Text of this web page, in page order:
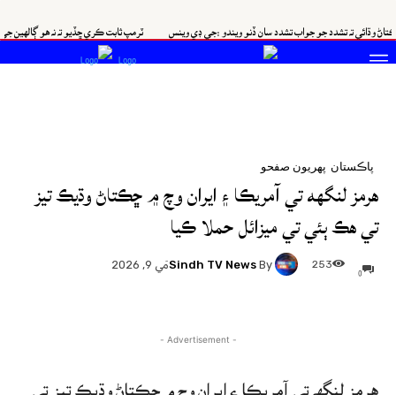
ته تشدد جو جواب تشدد سان ڏنو ويندو :جي ڊي وينس ٽرمپ ثابت ڪري ڇڏيو ته نه هو ڳالهين جي
پاڪستان پهريون صفحو
هرمز لنگهه تي آمريڪا ۽ ايران وچ ۾ ڇڪتاڻ وڌيڪ تيز
تي هڪ ٻئي تي ميزائل حملا ڪيا
By
Sindh TV Newsمَي 9, 2026 253
- Advertisement -
هرمز لنگهه تي آمريڪا ۽ ايران وچ ۾ ڇڪتاڻ وڌيڪ تيز تي